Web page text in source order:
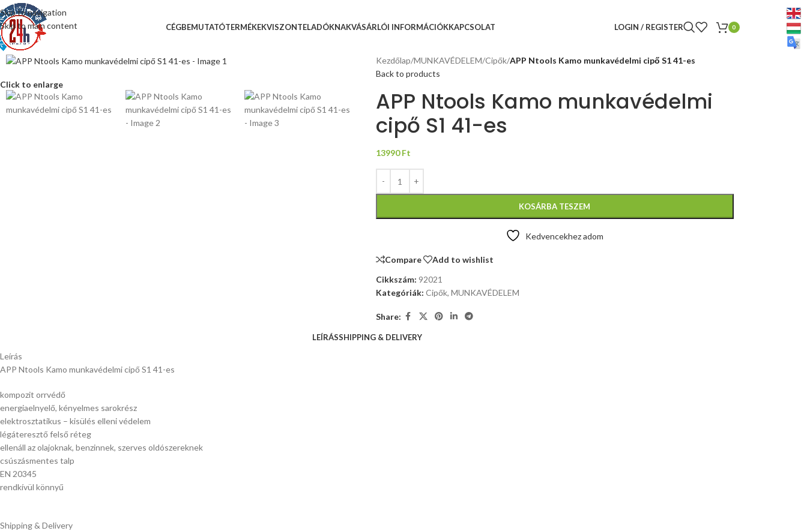
Skip to navigation
Skip to main content
CÉGBEMUTATÓTERMÉKEKVISZONTELADÓKNAKVÁSÁRLÓI INFORMÁCIÓKKAPCSOLAT LOGIN / REGISTER 0
Click to enlarge
Kezdőlap/MUNKAVÉDELEM/Cipők/APP Ntools Kamo munkavédelmi cipő S1 41-es
Back to products
APP Ntools Kamo munkavédelmi
cipő S1 41-es
13990Ft
KOSÁRBA TESZEM
Kedvencekhez adom
Compare
Add to wishlist
Cikkszám: 92021
Kategóriák: Cipők, MUNKAVÉDELEM
Share:
LEÍRÁSSHIPPING & DELIVERY
Leírás
APP Ntools Kamo munkavédelmi cipő S1 41-es
kompozit orrvédő
energiaelnyelő, kényelmes sarokrész
elektrosztatikus – kisülés elleni védelem
légáteresztő felső réteg
ellenáll az olajoknak, benzinnek, szerves oldószereknek
csúszásmentes talp
EN 20345
rendkívül könnyű
Shipping & Delivery